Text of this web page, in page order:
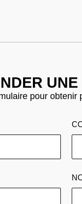
pour obtenir